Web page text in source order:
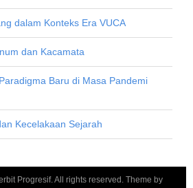
dalam Konteks Era VUCA
dan Kacamata
Baru di Masa Pandemi
Kecelakaan Sejarah
Progresif. All rights reserved. Theme by